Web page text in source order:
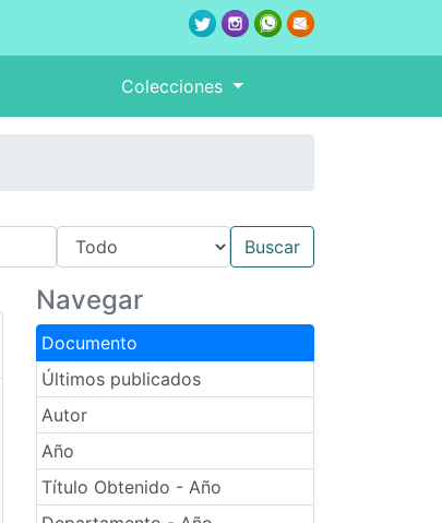
Colecciones
Navegar
Documento
Últimos publicados
Autor
Año
Título Obtenido - Año